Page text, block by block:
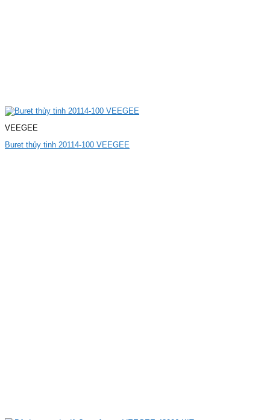
VEEGEE
Buret thủy tinh 20114-100 VEEGEE